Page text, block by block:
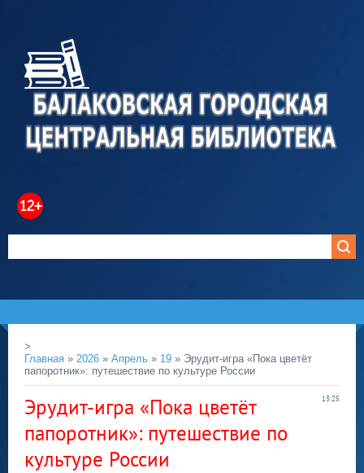
>
Главная » 2026 » Апрель » 19 » Эрудит‑игра «Пока цветёт
папоротник»: путешествие по культуре России
13:25
Эрудит‑игра «Пока цветёт
папоротник»: путешествие по
культуре России